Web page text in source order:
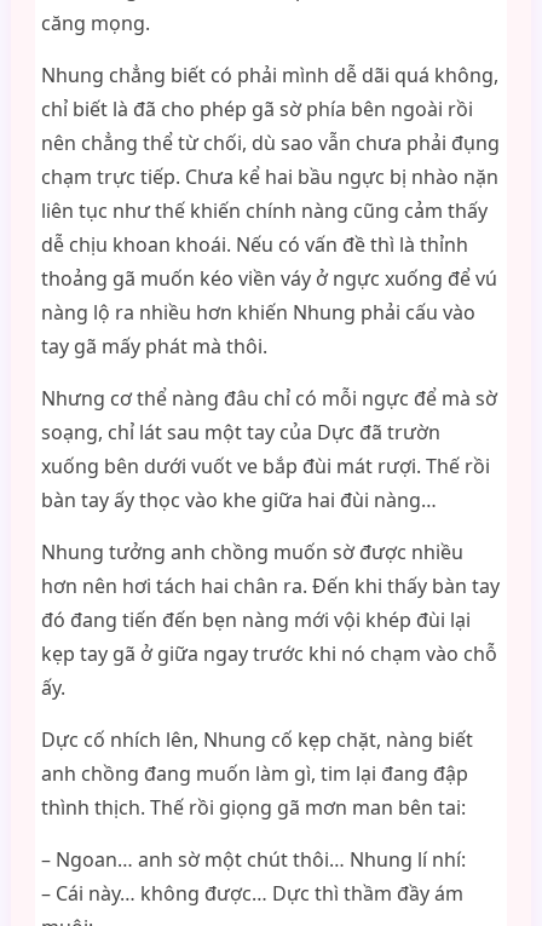
căng mọng.
Nhung chẳng biết có phải mình dễ dãi quá không,
chỉ biết là đã cho phép gã sờ phía bên ngoài rồi
nên chẳng thể từ chối, dù sao vẫn chưa phải đụng
chạm trực tiếp. Chưa kể hai bầu ngực bị nhào nặn
liên tục như thế khiến chính nàng cũng cảm thấy
dễ chịu khoan khoái. Nếu có vấn đề thì là thỉnh
thoảng gã muốn kéo viền váy ở ngực xuống để vú
nàng lộ ra nhiều hơn khiến Nhung phải cấu vào
tay gã mấy phát mà thôi.
Nhưng cơ thể nàng đâu chỉ có mỗi ngực để mà sờ
soạng, chỉ lát sau một tay của Dực đã trườn
xuống bên dưới vuốt ve bắp đùi mát rượi. Thế rồi
bàn tay ấy thọc vào khe giữa hai đùi nàng…
Nhung tưởng anh chồng muốn sờ được nhiều
hơn nên hơi tách hai chân ra. Đến khi thấy bàn tay
đó đang tiến đến bẹn nàng mới vội khép đùi lại
kẹp tay gã ở giữa ngay trước khi nó chạm vào chỗ
ấy.
Dực cố nhích lên, Nhung cố kẹp chặt, nàng biết
anh chồng đang muốn làm gì, tim lại đang đập
thình thịch. Thế rồi giọng gã mơn man bên tai:
– Ngoan… anh sờ một chút thôi… Nhung lí nhí:
– Cái này… không được… Dực thì thầm đầy ám